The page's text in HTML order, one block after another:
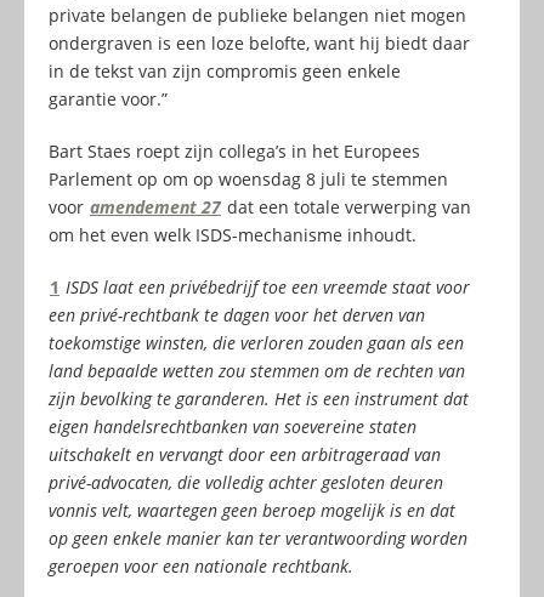
private belangen de publieke belangen niet mogen
ondergraven is een loze belofte, want hij biedt daar
in de tekst van zijn compromis geen enkele
garantie voor.”
Bart Staes roept zijn collega’s in het Europees
Parlement op om op woensdag 8 juli te stemmen
voor amendement 27 dat een totale verwerping van
om het even welk ISDS-mechanisme inhoudt.
1 ISDS laat een privébedrijf toe een vreemde staat voor
een privé-rechtbank te dagen voor het derven van
toekomstige winsten, die verloren zouden gaan als een
land bepaalde wetten zou stemmen om de rechten van
zijn bevolking te garanderen. Het is een instrument dat
eigen handelsrechtbanken van soevereine staten
uitschakelt en vervangt door een arbitrageraad van
privé-advocaten, die volledig achter gesloten deuren
vonnis velt, waartegen geen beroep mogelijk is en dat
op geen enkele manier kan ter verantwoording worden
geroepen voor een nationale rechtbank.